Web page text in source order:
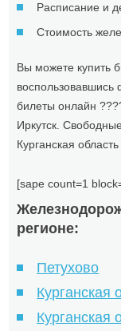
Расписание и
Стоимость
Вы можете купить
билеты онлайн
Иркутск.
Курганская
[sape count=1
регионе:
Петухово
Курганская
Курганская